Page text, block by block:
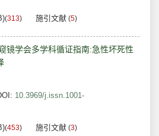
(313) 施引文献 (5)
镜学会多学科循证指南:急性坏死性
10.3969/j.issn.1001-
(453) 施引文献 (3)